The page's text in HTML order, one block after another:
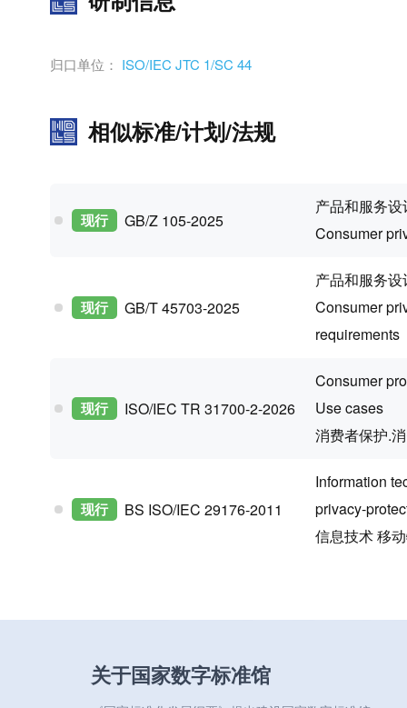
归口单位： ISO/IEC JTC 1/SC 44
相似标准/计划/法规
现行 GB/Z 105-2025
产品和服务
Consumer
现行 GB/T 45703-2025
产品和服务
Consumer
requirements
现行 ISO/IEC TR 31700-2-2026
Consumer
Use cases
消费者保护.
现行 BS ISO/IEC 29176-2011
Information
privacy-
信息技术 移
关于国家数字标准馆